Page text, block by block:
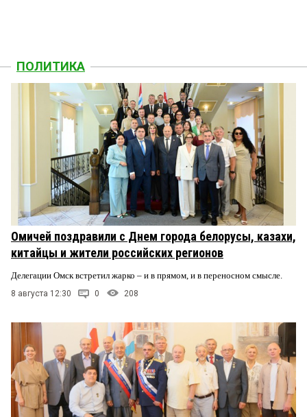
ПОЛИТИКА
Омичей поздравили с Днем города белорусы, казахи,
китайцы и жители российских регионов
Делегации Омск встретил жарко – и в прямом, и в переносном смысле.
8 августа 12:30 0 208